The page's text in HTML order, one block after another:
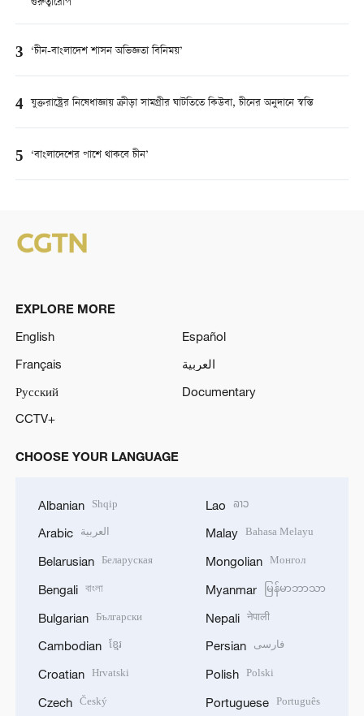
3 ‘চীন-বাংলাদেশ শাসন অভিজ্ঞতা বিনিময়’
4 যুক্তরাষ্ট্রের নিষেধাজ্ঞায় ক্রীড়া সামগ্রীর ঘাটতিতে কিউবা, চীনের অনুদানে স্বস্তি
5 ‘বাংলাদেশের পাশে থাকবে চীন’
EXPLORE MORE
English
Español
Français
العربية
Русский
Documentary
CCTV+
CHOOSE YOUR LANGUAGE
Albanian Shqip
Arabic العربية
Belarusian Беларуская
Bengali বাংলা
Bulgarian Български
Cambodian ខ្មែរ
Croatian Hrvatski
Czech Český
Lao ລາວ
Malay Bahasa Melayu
Mongolian Монгол
Myanmar မြန်မာဘာသာ
Nepali नेपाली
Persian فارسی
Polish Polski
Portuguese Português